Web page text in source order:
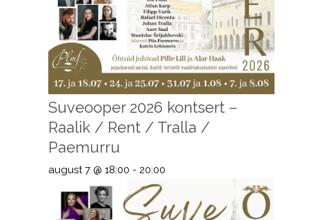
Suveooper 2026 kontsert –
Raalik / Rent / Tralla /
Paemurru
august 7 @ 18:00 - 20:00